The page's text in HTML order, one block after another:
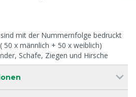
mit der Nummernfolge bedruckt
50 x männlich + 50 x weiblich)
Schafe, Ziegen und Hirsche